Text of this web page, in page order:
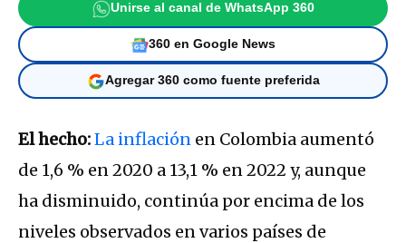
Unirse al canal de WhatsApp 360
360 en Google News
Agregar 360 como fuente preferida
El hecho:La inflación en Colombia aumentó
de 1,6 % en 2020 a 13,1 % en 2022 y, aunque
ha disminuido, continúa por encima de los
niveles observados en varios países de